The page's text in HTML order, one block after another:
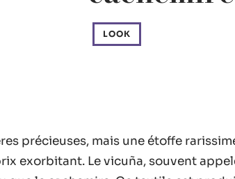
LOOK
précieuses, mais une étoffe
exorbitant. Le vicuña, souvent